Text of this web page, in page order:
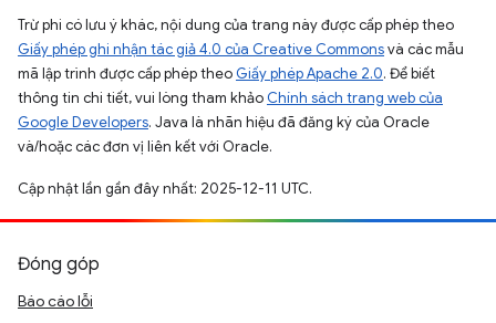
Trừ phi có lưu ý khác, nội dung của trang này được cấp phép theo
Giấy phép ghi nhận tác giả 4.0 của Creative Commonsvà các mẫu
mã lập trình được cấp phép theo Giấy phép Apache 2.0. Để biết
thông tin chi tiết, vui lòng tham khảo Chính sách trang web của
Google Developers. Java là nhãn hiệu đã đăng ký của Oracle
và/hoặc các đơn vị liên kết với Oracle.
Cập nhật lần gần đây nhất: 2025-12-11 UTC.
Đóng góp
Báo cáo lỗi